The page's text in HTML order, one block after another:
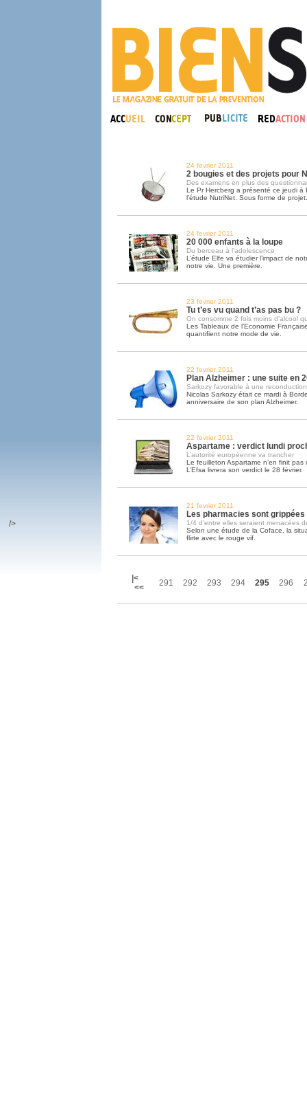
24 fevrier 2011
2 bougies et des projets pour
Des examens en plus des
Le Pr Hercberg a présenté ce jeudi à
l’étude NutriNet. Sous forme de projet.
24 fevrier 2011
20 000 enfants à la loupe
Du berceau à l’adolescence
L’étude Elfe va étudier l’impact de
notre vie. Une première.
23 fevrier 2011
Tu t’es vu quand t’as pas bu ?
On consomme 2 fois moins d’alcool
Les Tableaux de l’Economie
quantifient notre mode de vie.
22 fevrier 2011
Plan Alzheimer : une suite en
Sarkozy favorable à une reconduction
Nicolas Sarkozy était ce mardi à
anniversaire de son plan Alzheimer.
22 fevrier 2011
Aspartame : verdict lundi
L’autorité européenne va trancher
Le feuilleton Aspartame n’en finit
L’Efsa livrera son verdict le 28 février.
21 fevrier 2011
Les pharmacies sont grippées
1/4 d'entre elles seraient menacées
Selon une étude de la Coface, la
flirte avec le rouge vif.
|<
<<
291 292 293 294 295 296
/>